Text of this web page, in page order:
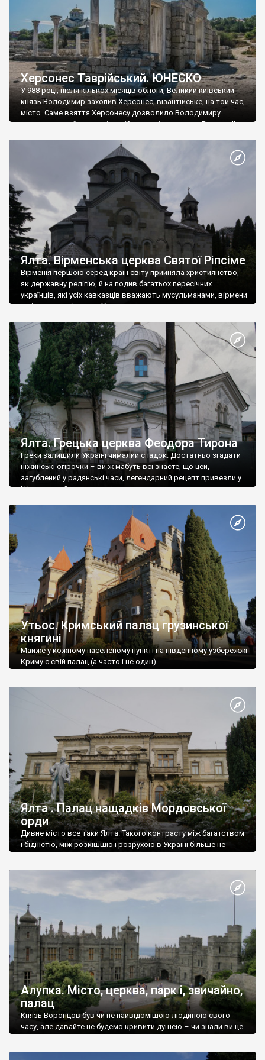
Херсонес Таврійський. ЮНЕСКО
У 988 році, після кількох місяців облоги, Великий київський
князь Володимир захопив Херсонес, візантійське, на той час,
місто. Саме взяття Херсонесу дозволило Володимиру
диктувати свої умови візантійському імператору Василю ІІ, та
Херсонесі Володимир-язичник, став Василем-християнином.
А потім було Хрещення Русі. На честь Херсонесу Таврійського
Ялта. Вірменська церква Святої Ріпсіме
Вірменія першою серед країн світу прийняла християнство,
як державну релігію, й на подив багатьох пересічних
українців, які усіх кавказців вважають мусульманами, вірмени
є відданими вірянами Христа
Ялта. Грецька церква Феодора Тирона
Греки залишили Україні чималий спадок. Достатньо згадати
ніжинські огірочки – ви ж мабуть всі знаєте, що цей,
загублений у радянські часи, легендарний рецепт привезли у
Ніжин греки?
Утьос. Кримський палац грузинської
княгині
Майже у кожному населеному пункті на південному узбережжі
Криму є свій палац (а часто і не один).
Ялта . Палац нащадків Мордовської
орди
Дивне місто все таки Ялта. Такого контрасту між багатством
і бідністю, між розкішшю і розрухою в Україні більше не
Алупка. Місто, церква, парк і, звичайно,
палац
Князь Воронцов був чи не найвідомішою людиною свого
часу, але давайте не будемо кривити душею – чи знали ви це